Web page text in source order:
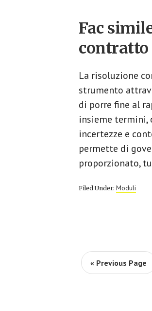
Fac
contratto
La risoluzione
strumento
di porre fine al
insieme termini,
incertezze e
permette di
proporzionato,
Filed Under: Moduli
« Go
Previous Page